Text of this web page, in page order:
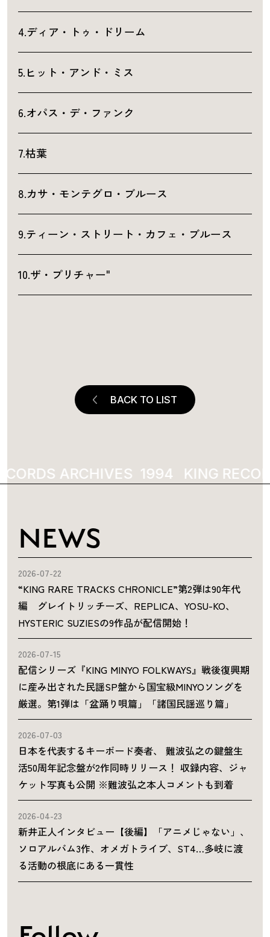
4.ディア・トゥ・ドリーム
5.ヒット・アンド・ミス
6.オパス・デ・ファンク
7.枯葉
8.カサ・モンテグロ・ブルース
9.ティーン・ストリート・カフェ・ブルース
10.ザ・プリチャー"
BACK TO LIST
ARCHIVES 1994 KING
NEWS
2026-07-22
“KING RARE TRACKS CHRONICLE”第2弾は90年代
編 グレイトリッチーズ、REPLICA、YOSU-KO、
HYSTERIC SUZIESの9作品が配信開始！
2026-07-15
配信シリーズ『KING MINYO FOLKWAYS』戦後復興期
に産み出された民謡SP盤から国宝級MINYOソングを
厳選。第1弾は「盆踊り唄篇」「諸国民謡巡り篇」
2026-07-03
日本を代表するキーボード奏者、 難波弘之の鍵盤生
活50周年記念盤が2作同時リリース！ 収録内容、ジャ
ケット写真も公開 ※難波弘之本人コメントも到着
2026-04-23
新井正人インタビュー【後編】「アニメじゃない」、
ソロアルバム3作、オメガトライブ、ST4…多岐に渡
る活動の根底にある一貫性